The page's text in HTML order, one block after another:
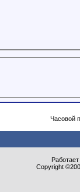
Часовой
Copyright